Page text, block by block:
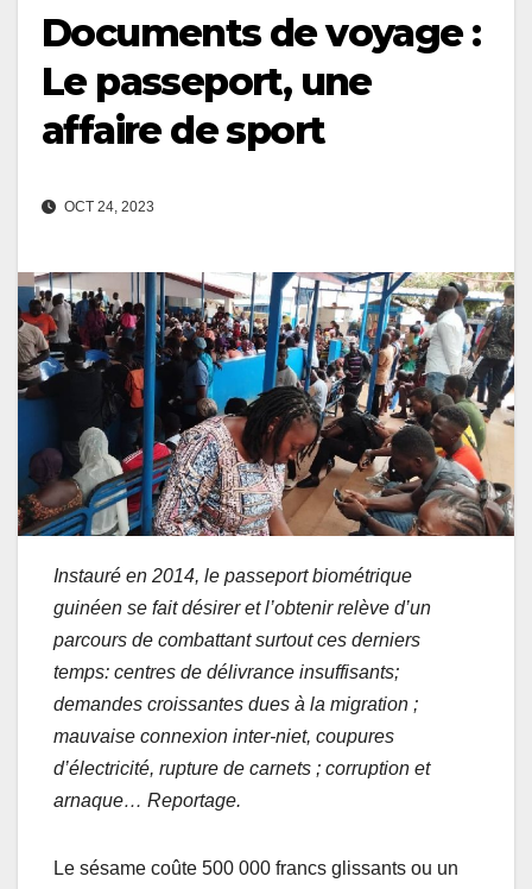
Documents de voyage :
Le passeport, une
affaire de sport
OCT 24, 2023
Instauré en 2014, le passeport biométrique
guinéen se fait désirer et l’obtenir relève d’un
parcours de combattant surtout ces derniers
temps: centres de délivrance insuffisants;
demandes croissantes dues à la migration ;
mauvaise connexion inter-niet, coupures
d’électricité, rupture de carnets ; corruption et
arnaque… Reportage.
Le sésame coûte 500 000 francs glissants ou un